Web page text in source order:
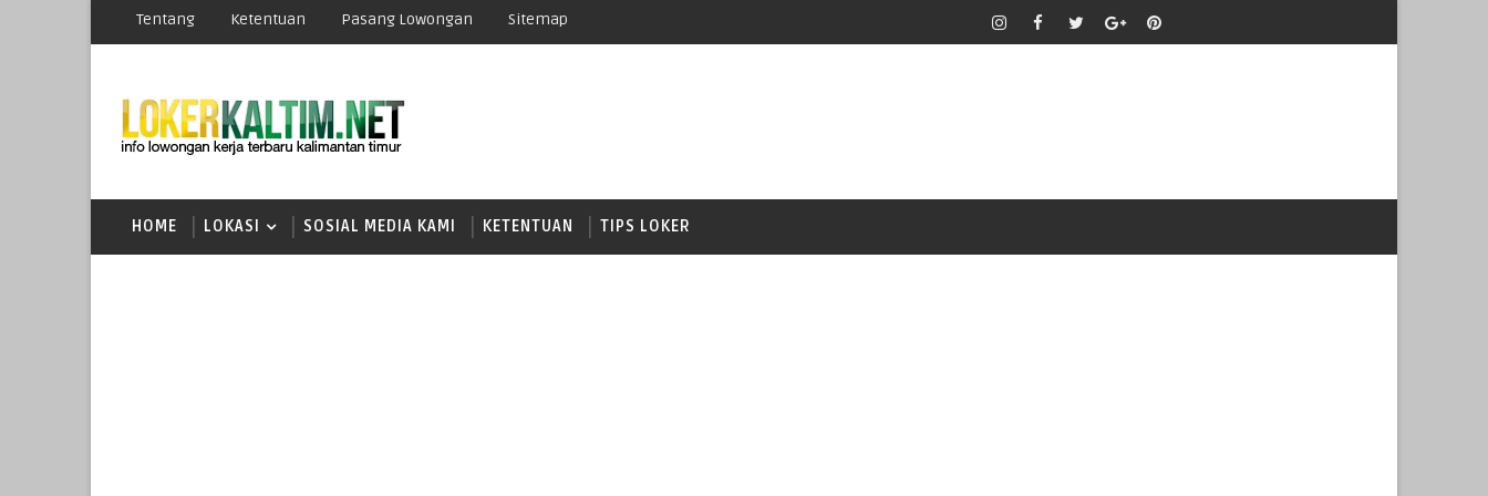
Tentang Ketentuan Pasang Lowongan Sitemap
HOME LOKASI SOSIAL MEDIA KAMI KETENTUAN TIPS LOKER